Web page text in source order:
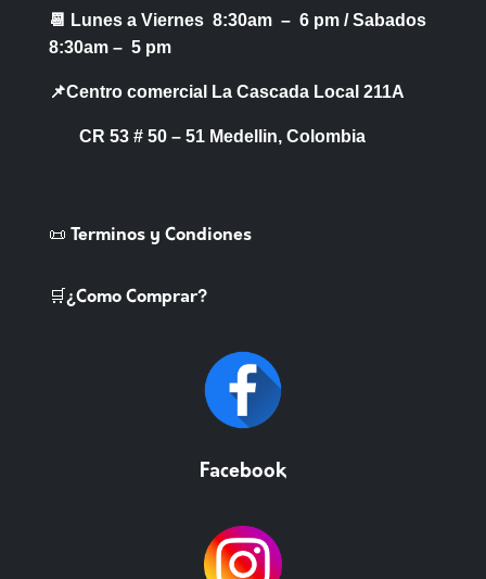
📆 Lunes a Viernes 8:30am – 6 pm /Sabados
8:30am – 5 pm
📌Centro comercial La Cascada Local 211A
CR 53 # 50 – 51 Medellin, Colombia
📜 Terminos y Condiones
🛒¿Como Comprar?
Facebook